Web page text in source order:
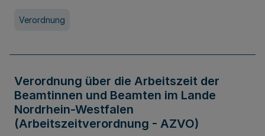
Verordnung
Verordnung über die Arbeitszeit der
Beamtinnen und Beamten im Lande
Nordrhein-Westfalen
(Arbeitszeitverordnung - AZVO)